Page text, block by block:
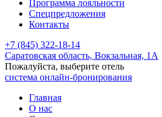
Программа лояльности
Спецпредложения
Контакты
+7 (845) 322-18-14
Саратовская область, Вокзальная, 1А
Пожалуйста, выберите отель
система онлайн-бронирования
Главная
О нас